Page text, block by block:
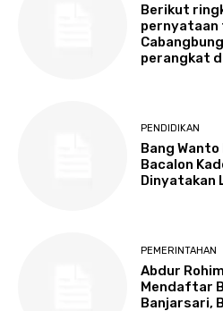
Berikut
pernyataan
perangkat
PENDIDIKAN
Bang
Bacalon
Dinyatakan
PEMERINTAHAN
Abdur
Mendaftar
Banjarsari,